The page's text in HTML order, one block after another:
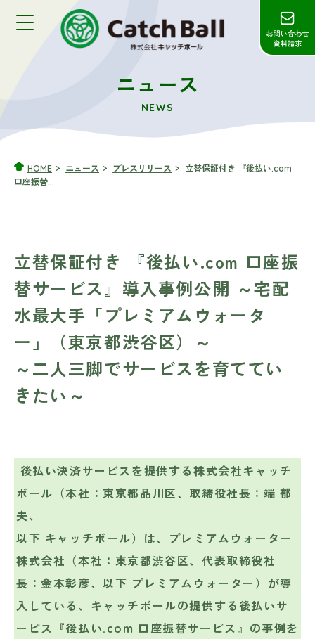
ニュース
NEWS
HOME ニュース プレスリリース
立替保証付き 『後払い.com
口座振替...
立替保証付き 『後払い.com 口座振
替サービス』導入事例公開 ～宅配
水最大手「プレミアムウォータ
ー」（東京都渋谷区）～
～二人三脚でサービスを育ててい
きたい～
後払い決済サービスを提供する株式会社キャッチ
ボール（本社：東京都品川区、取締役社長：端 郁
夫、
以下 キャッチボール）は、プレミアムウォーター
株式会社（本社：東京都渋谷区、代表取締役社
長：金本彰彦、以下 プレミアムウォーター）が導
入している、キャッチボールの提供する後払いサ
ービス『後払い.com 口座振替サービス』の事例を